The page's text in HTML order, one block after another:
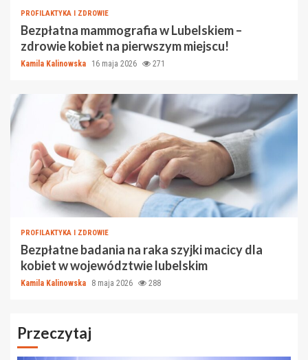
PROFILAKTYKA I ZDROWIE
Bezpłatna mammografia w Lubelskiem –
zdrowie kobiet na pierwszym miejscu!
Kamila Kalinowska 16 maja 2026 271
PROFILAKTYKA I ZDROWIE
Bezpłatne badania na raka szyjki macicy dla
kobiet w województwie lubelskim
Kamila Kalinowska 8 maja 2026 288
Przeczytaj